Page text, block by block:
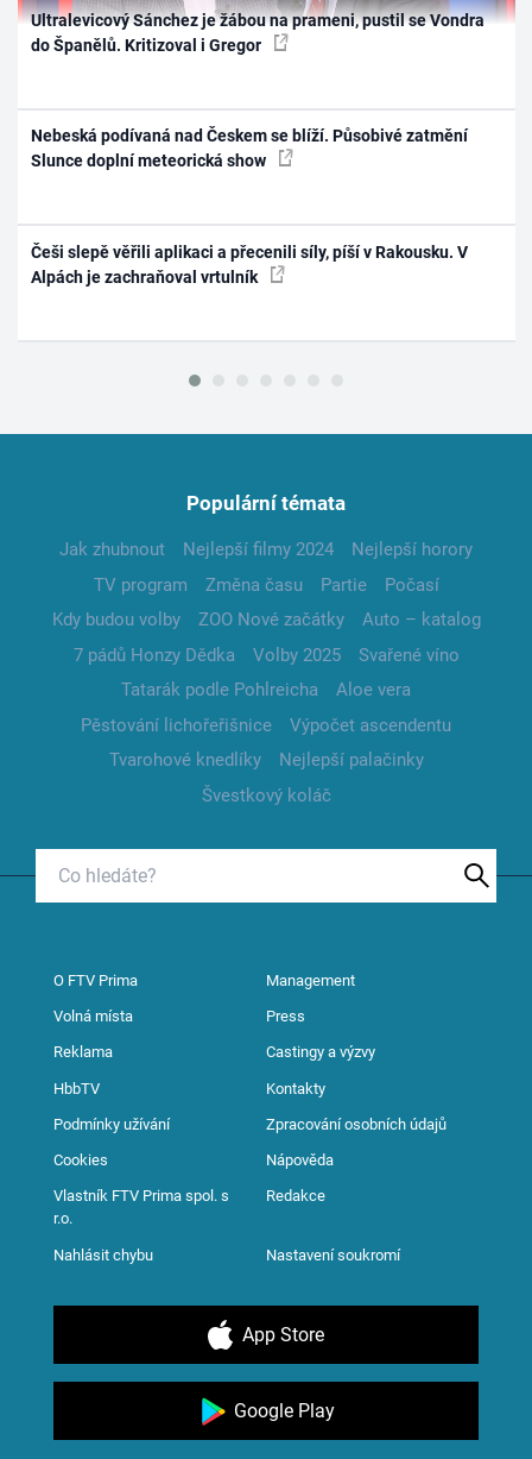
Ultralevicový Sánchez je žábou na prameni, pustil se Vondra
do Španělů. Kritizoval i Gregor
Nebeská podívaná nad Českem se blíží. Působivé zatmění
Slunce doplní meteorická show
Češi slepě věřili aplikaci a přecenili síly, píší v Rakousku. V
Alpách je zachraňoval vrtulník
Populární témata
Jak zhubnout Nejlepší filmy 2024
Nejlepší horory
TV program
Změna času Partie
Počasí
Kdy budou volby
ZOO Nové začátky
Auto – katalog
7 pádů Honzy Dědka
Volby 2025
Svařené víno
Tatarák podle Pohlreicha
Aloe vera
Pěstování lichořeřišnice
Výpočet ascendentu
Tvarohové knedlíky
Nejlepší palačinky
Švestkový koláč
O FTV Prima Management
Volná místa Press
Reklama Castingy a výzvy
HbbTV Kontakty
Podmínky užívání Zpracování osobních údajů
Cookies Nápověda
Vlastník FTV Prima spol. s
r.o.
Redakce
Nahlásit chybu Nastavení soukromí
App Store
Google Play